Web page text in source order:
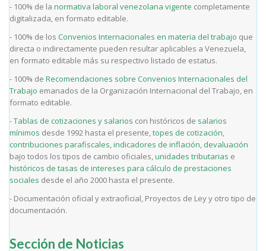
- 100% de la normativa laboral venezolana vigente completamente
digitalizada, en formato editable.
- 100% de los Convenios Internacionales en materia del trabajo que
directa o indirectamente pueden resultar aplicables a Venezuela,
en formato editable más su respectivo listado de estatus.
- 100% de Recomendaciones sobre Convenios Internacionales del
Trabajo emanados de la Organización Internacional del Trabajo, en
formato editable.
-Tablas de cotizaciones y salarios con históricos de salarios
mínimos desde 1992 hasta el presente,topes de cotización,
contribuciones parafiscales, indicadores de inflación, devaluación
bajo todos los tipos de cambio oficiales,unidades tributarias e
históricos de tasas de intereses para cálculo de prestaciones
sociales desde el año 2000 hasta el presente.
- Documentación oficial y extraoficial, Proyectos de Ley y otro tipo de
documentación.
Sección de Noticias